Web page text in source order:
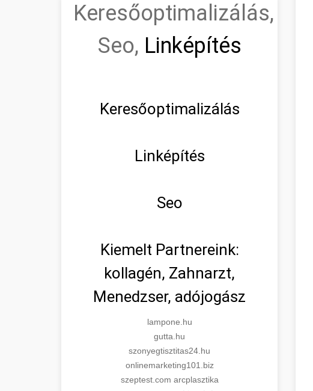
Keresőoptimalizálás,
Seo, Linképítés
Keresőoptimalizálás
Linképítés
Seo
Kiemelt Partnereink:
kollagén, Zahnarzt,
Menedzser, adójogász
lampone.hu
gutta.hu
szonyegtisztitas24.hu
onlinemarketing101.biz
szeptest.com arcplasztika